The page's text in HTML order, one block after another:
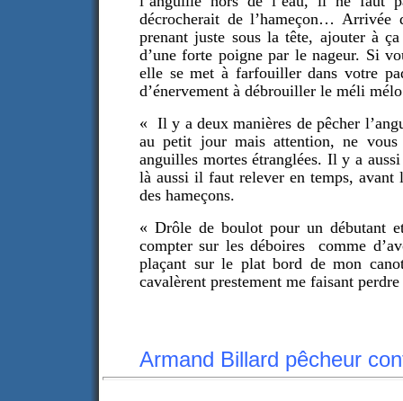
décrocherait de l’hameçon…
prenant juste sous la tête, ajouter à
d’une forte poigne par le nageur. Si
elle se met à farfouiller dans votre
d’énervement à débrouiller le méli
« Il y a deux manières de pêcher
au petit jour mais attention, ne vous
anguilles mortes étranglées. Il y a
là aussi il faut relever en temps, avant
des hameçons.
« Drôle de boulot pour un débutant
compter sur les déboires comme
plaçant sur le plat bord de mon
cavalèrent prestement me faisant
Armand Billard pêcheur